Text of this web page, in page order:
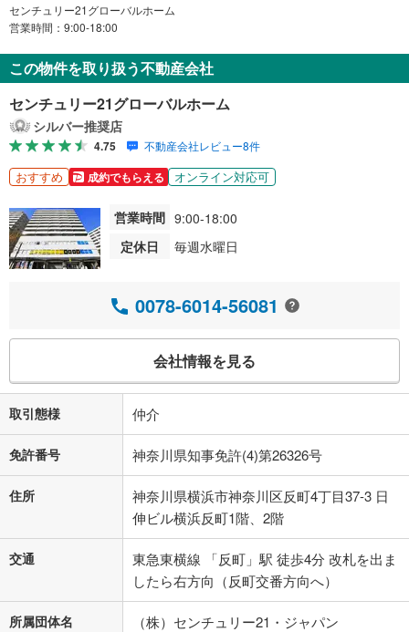
センチュリー21グローバルホーム
営業時間：9:00-18:00
この物件を取り扱う不動産会社
センチュリー21グローバルホーム
シルバー推奨店
4.75 不動産会社レビュー8件
おすすめ 成約でもらえる オンライン対応可
営業時間 9:00-18:00
定休日
毎週水曜日
0078-6014-56081
会社情報を見る
取引態様 仲介
免許番号 神奈川県知事免許(4)第26326号
住所
神奈川県横浜市神奈川区反町4丁目37-3 日
伸ビル横浜反町1階、2階
交通
東急東横線 「反町」駅 徒歩4分 改札を出ま
したら右方向（反町交番方向へ）
所属団体名
（株）センチュリー21・ジャパン